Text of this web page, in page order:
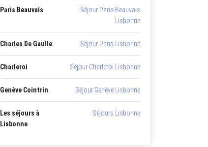
Paris Beauvais
Séjour Paris Beauvais
Lisbonne
Charles De Gaulle Séjour Paris Lisbonne
Charleroi Séjour Charleroi Lisbonne
Genève Cointrin Séjour Genève Lisbonne
Les séjours à
Lisbonne
Séjours Lisbonne